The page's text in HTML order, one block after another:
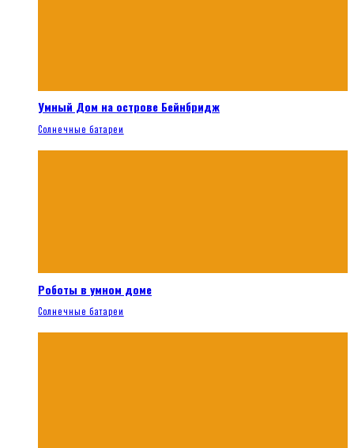
Умный Дом на острове Бейнбридж
Солнечные батареи
Роботы в умном доме
Солнечные батареи